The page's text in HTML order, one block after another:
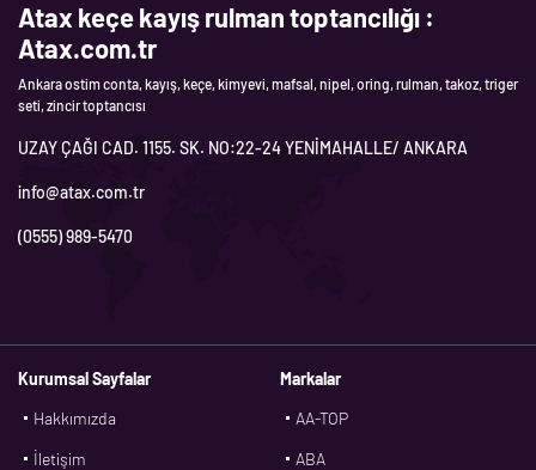
Atax keçe kayış rulman toptancılığı :
Atax.com.tr
Ankara ostim conta, kayış, keçe, kimyevi, mafsal, nipel, oring, rulman, takoz, triger
seti, zincir toptancısı
UZAY ÇAĞI CAD. 1155. SK. NO:22-24 YENİMAHALLE/ ANKARA
info@atax.com.tr
(0555) 989-5470
Kurumsal Sayfalar
Hakkımızda
İletişim
Markalar
AA-TOP
ABA